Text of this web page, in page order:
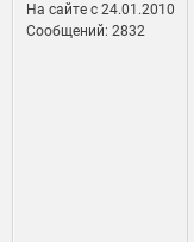
На сайте c 24.01.2010
Сообщений: 2832